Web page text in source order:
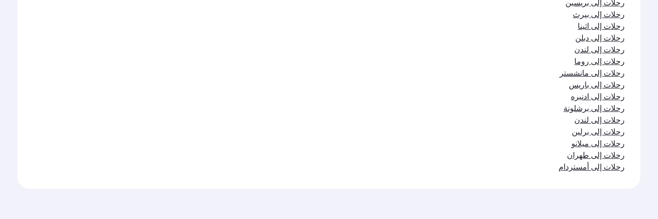
رحلات إلى بريسبن
رحلات إلى بيرث
رحلات إلى اثينا
رحلات إلى دبلن
رحلات إلى لندن
رحلات إلى روما
رحلات إلى مانشستر
رحلات إلى باريس
رحلات إلى ادنبره
رحلات إلى برشلونة
رحلات إلى لندن
رحلات إلى برلين
رحلات إلى ميلانو
رحلات إلى طهران
رحلات إلى أمستردام